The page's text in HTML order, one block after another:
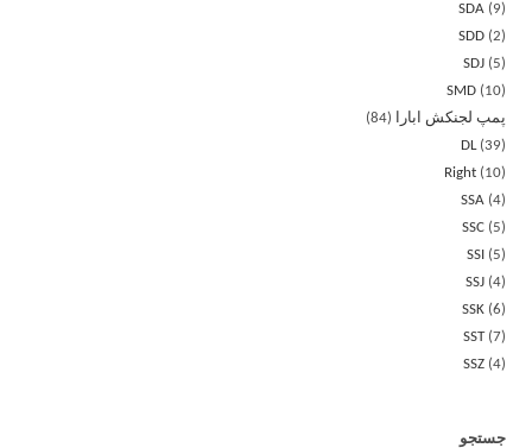
SDA
9
SDD 2
SDJ
5
SMD
10
پمپ لجنکش ابارا
84
DL 39
Right
10
SSA 4
SSC
5
SSI
5
SSJ 4
SSK 6
SST 7
SSZ 4
جستجو